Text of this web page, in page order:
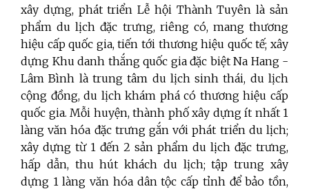
xây dựng, phát triển Lễ hội Thành Tuyên là sản
phẩm du lịch đặc trưng, riêng có, mang thương
hiệu cấp quốc gia, tiến tới thương hiệu quốc tế; xây
dựng Khu danh thắng quốc gia đặc biệt Na Hang -
Lâm Bình là trung tâm du lịch sinh thái, du lịch
cộng đồng, du lịch khám phá có thương hiệu cấp
quốc gia. Mỗi huyện, thành phố xây dựng ít nhất 1
làng văn hóa đặc trưng gắn với phát triển du lịch;
xây dựng từ 1 đến 2 sản phẩm du lịch đặc trưng,
hấp dẫn, thu hút khách du lịch; tập trung xây
dựng 1 làng văn hóa dân tộc cấp tỉnh để bảo tồn,